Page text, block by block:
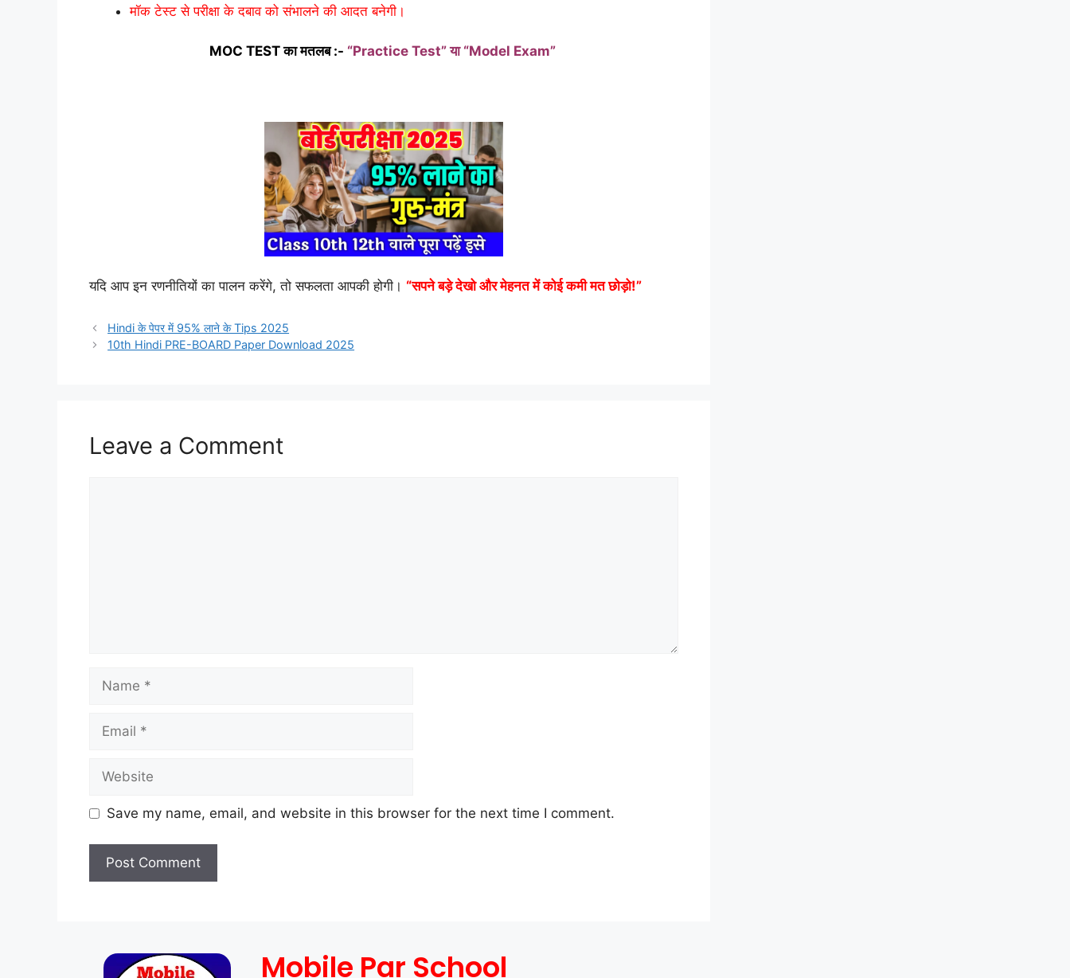
मॉक टेस्ट से परीक्षा के दबाव को संभालने की आदत बनेगी।
MOC TEST का मतलब :- “Practice Test” या “Model Exam”
यदि आप इन रणनीतियों का पालन करेंगे, तो सफलता आपकी होगी। “सपने बड़े देखो और मेहनत में कोई कमी मत छोड़ो!”
Hindi के पेपर में 95% लाने के Tips 2025
10th Hindi PRE-BOARD Paper Download 2025
Leave a Comment
Save my name, email, and website in this browser for the next time I comment.
Mobile Par School